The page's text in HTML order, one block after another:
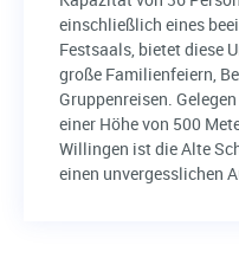
einschließlich eines
Festsaals, bietet diese
große Familienfeiern,
Gruppenreisen.
einer Höhe von 500
Willingen ist die Alte
einen unvergesslichen